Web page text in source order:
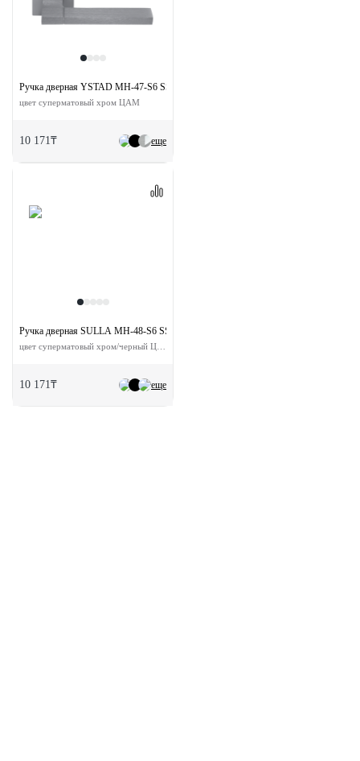
еще
Ручка дверная YSTAD MH-47-S6 SSC раздельная на квадратной розетке
цвет суперматовый хром ЦАМ
10 171₸
еще
Ручка дверная SULLA MH-48-S6 SSC/BL на квадратной розетке
10 171₸